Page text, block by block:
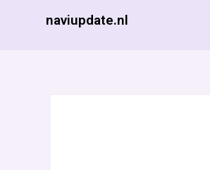
naviupdate.nl